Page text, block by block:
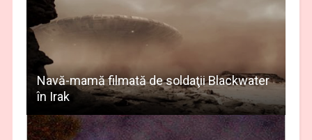
Navă-mamă filmată de soldaţii Blackwater
în Irak